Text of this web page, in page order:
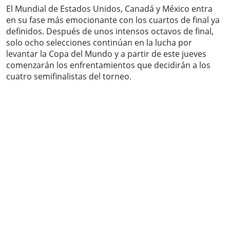
El Mundial de Estados Unidos, Canadá y México entra
en su fase más emocionante con los cuartos de final ya
definidos. Después de unos intensos octavos de final,
solo ocho selecciones continúan en la lucha por
levantar la Copa del Mundo y a partir de este jueves
comenzarán los enfrentamientos que decidirán a los
cuatro semifinalistas del torneo.